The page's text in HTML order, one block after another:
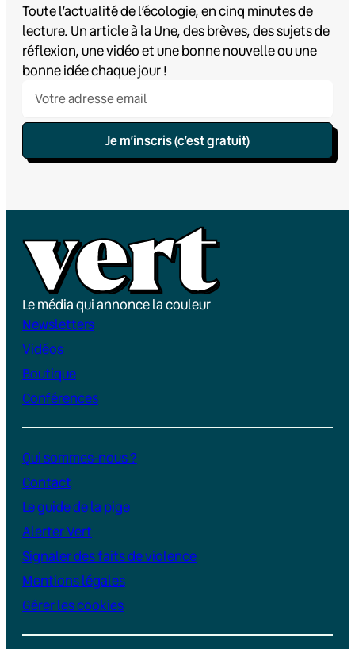
Toute l’actualité de l’écologie, en cinq minutes de
lecture. Un article à la Une, des brèves, des sujets de
réflexion, une vidéo et une bonne nouvelle ou une
bonne idée chaque jour !
Je m’inscris (c’est gratuit)
Le média qui annonce la couleur
Newsletters
Vidéos
Boutique
Conférences
Qui sommes-nous ?
Contact
Le guide de la pige
Alerter Vert
Signaler des faits de violence
Mentions légales
Gérer les cookies